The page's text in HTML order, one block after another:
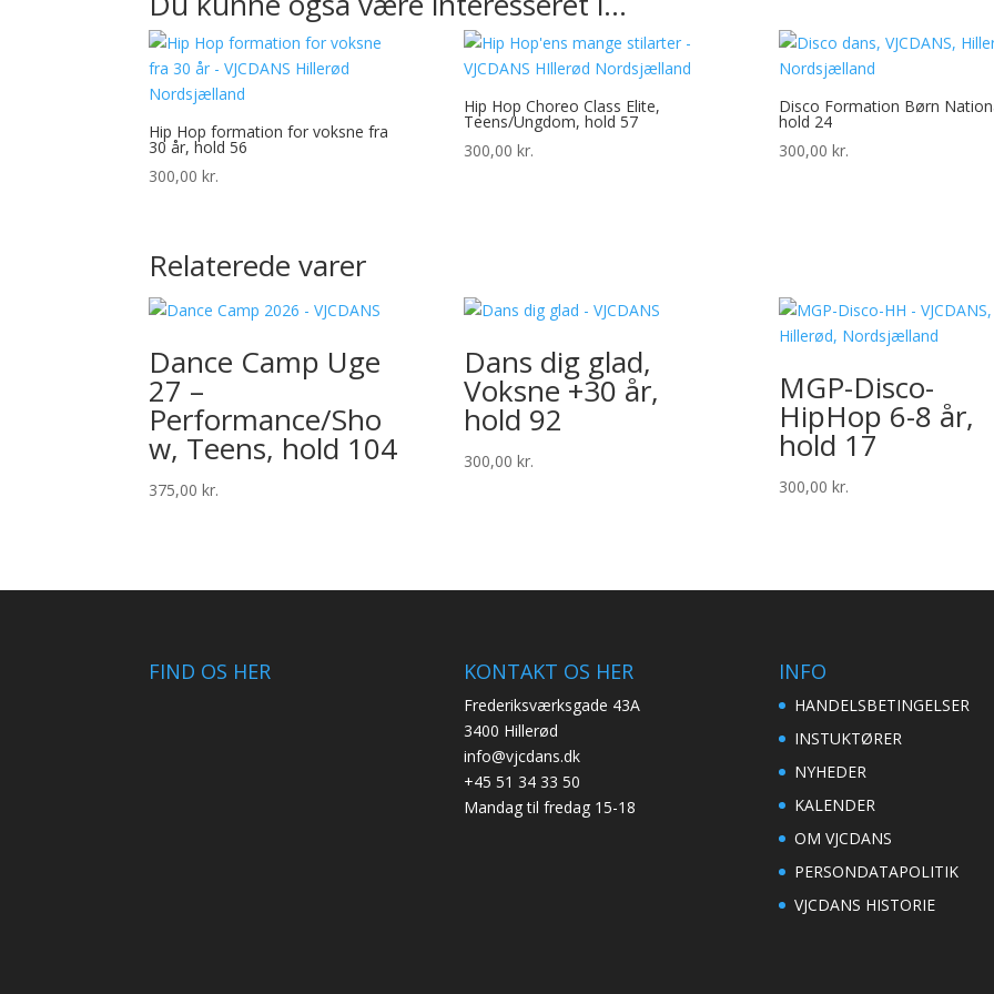
Hip Hop formation for voksne fra
30 år, hold 56
300,00kr.
Hip Hop Choreo Class Elite,
Teens/Ungdom, hold 57
300,00 kr.
Disco Formation Børn
hold 24
300,00 kr.
Relaterede varer
Dance Camp Uge
27 –
Performance/Sho
w, Teens, hold 104
375,00kr.
Dans dig glad,
Voksne +30 år,
hold 92
300,00 kr.
MGP-Disco-
HipHop 6-8 år,
hold 17
300,00 kr.
FIND OS HER KONTAKT OS HER
Frederiksværksgade 43A
3400 Hillerød
info@vjcdans.dk
+45 51 34 33 50
Mandag til fredag 15-18
INFO
HANDELSBETINGELSER
INSTUKTØRER
NYHEDER
KALENDER
OM VJCDANS
PERSONDATAPOLITIK
VJCDANS HISTORIE